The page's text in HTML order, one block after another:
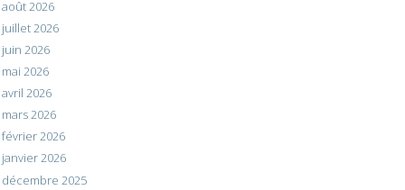
août 2026
juillet 2026
juin 2026
mai 2026
avril 2026
mars 2026
février 2026
janvier 2026
décembre 2025